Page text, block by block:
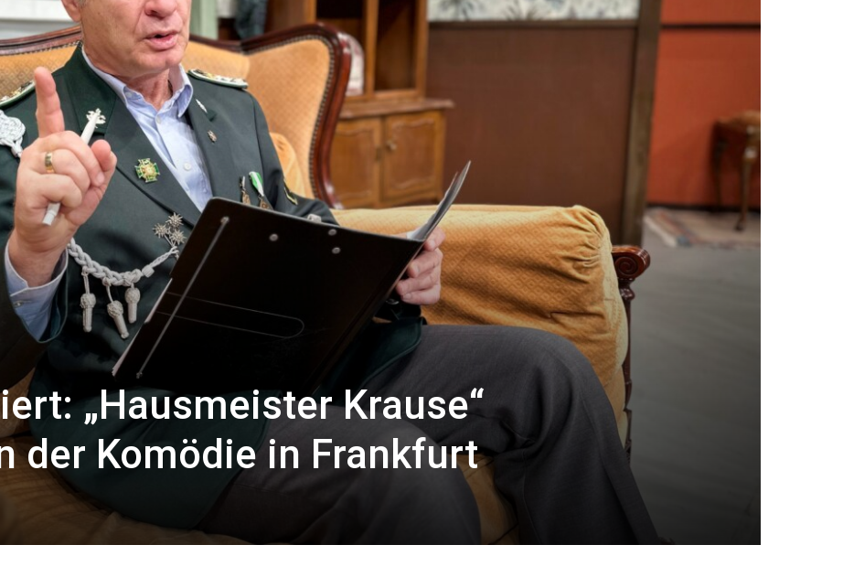
„Hausmeister Krause“
der Komödie in Frankfurt